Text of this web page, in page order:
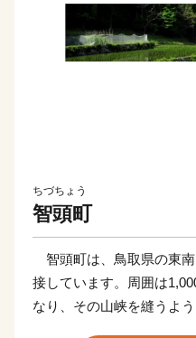
ちづちょう
智頭町
智頭町は、鳥取県の東
接しています。周囲は
なり、その山峡を縫うよ